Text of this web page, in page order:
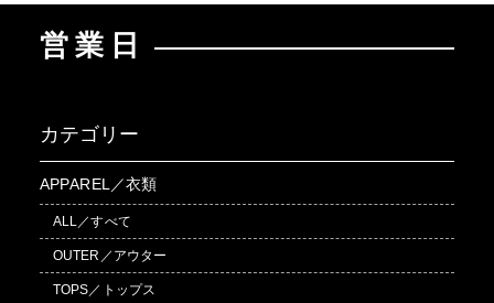
営業日
カテゴリー
APPAREL／衣類
ALL／すべて
OUTER／アウター
TOPS／トップス